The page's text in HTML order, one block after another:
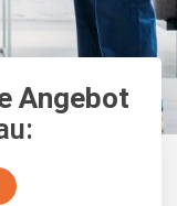
Angebot